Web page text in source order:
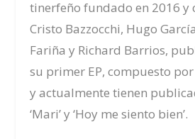
tinerfeño fundado en 2016
Cristo Bazzocchi, Hugo
Fariña y Richard Barrios,
su primer EP, compuesto
y actualmente tienen
‘Mari’ y ‘Hoy me siento bien’.